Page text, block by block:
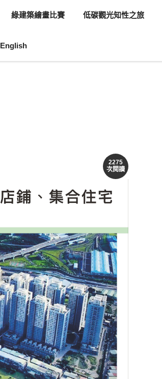
綠建築繪畫比賽 低碳觀光知性之旅
English
2275
次閱讀